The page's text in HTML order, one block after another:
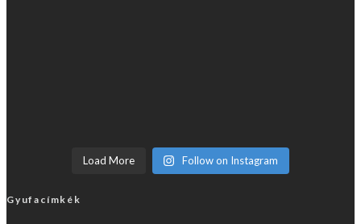
Load More Follow on Instagram
Gyufacímkék